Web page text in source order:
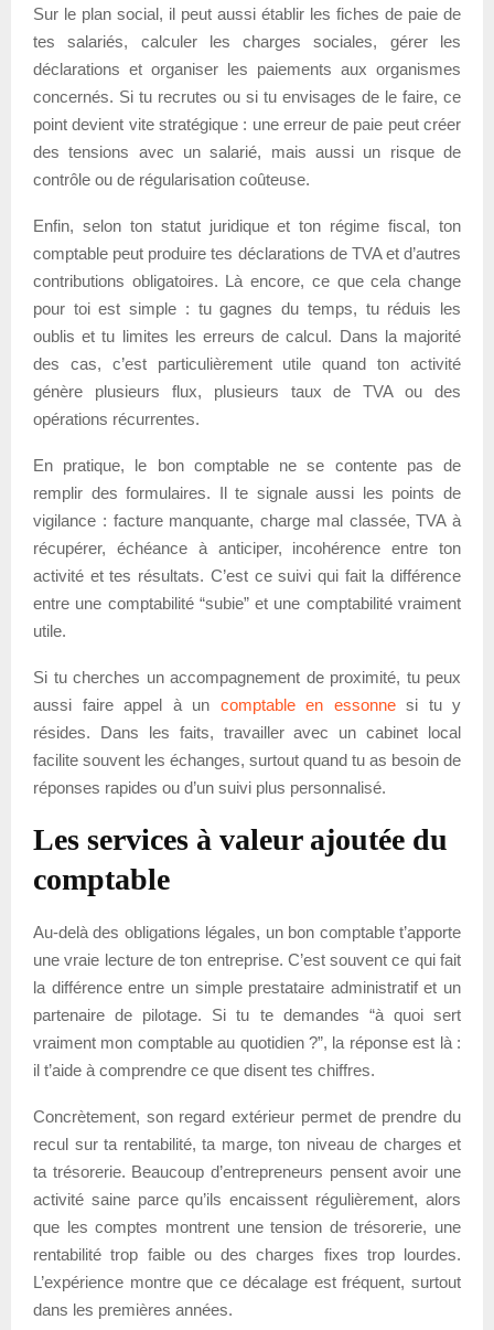
Sur le plan social, il peut aussi établir les fiches de paie de
tes salariés, calculer les charges sociales, gérer les
déclarations et organiser les paiements aux organismes
concernés. Si tu recrutes ou si tu envisages de le faire, ce
point devient vite stratégique : une erreur de paie peut créer
des tensions avec un salarié, mais aussi un risque de
contrôle ou de régularisation coûteuse.
Enfin, selon ton statut juridique et ton régime fiscal, ton
comptable peut produire tes déclarations de TVA et d’autres
contributions obligatoires. Là encore, ce que cela change
pour toi est simple : tu gagnes du temps, tu réduis les
oublis et tu limites les erreurs de calcul. Dans la majorité
des cas, c’est particulièrement utile quand ton activité
génère plusieurs flux, plusieurs taux de TVA ou des
opérations récurrentes.
En pratique, le bon comptable ne se contente pas de
remplir des formulaires. Il te signale aussi les points de
vigilance : facture manquante, charge mal classée, TVA à
récupérer, échéance à anticiper, incohérence entre ton
activité et tes résultats. C’est ce suivi qui fait la différence
entre une comptabilité “subie” et une comptabilité vraiment
utile.
Si tu cherches un accompagnement de proximité, tu peux
aussi faire appel à un comptable en essonnesi tu y
résides. Dans les faits, travailler avec un cabinet local
facilite souvent les échanges, surtout quand tu as besoin de
réponses rapides ou d’un suivi plus personnalisé.
Les services à valeur ajoutée du
comptable
Au-delà des obligations légales, un bon comptable t’apporte
une vraie lecture de ton entreprise. C’est souvent ce qui fait
la différence entre un simple prestataire administratif et un
partenaire de pilotage. Si tu te demandes “à quoi sert
vraiment mon comptable au quotidien ?”, la réponse est là :
il t’aide à comprendre ce que disent tes chiffres.
Concrètement, son regard extérieur permet de prendre du
recul sur ta rentabilité, ta marge, ton niveau de charges et
ta trésorerie. Beaucoup d’entrepreneurs pensent avoir une
activité saine parce qu’ils encaissent régulièrement, alors
que les comptes montrent une tension de trésorerie, une
rentabilité trop faible ou des charges fixes trop lourdes.
L’expérience montre que ce décalage est fréquent, surtout
dans les premières années.